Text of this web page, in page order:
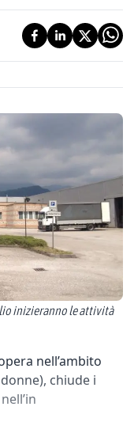
inizieranno le attività
nell’ambito
chiude i